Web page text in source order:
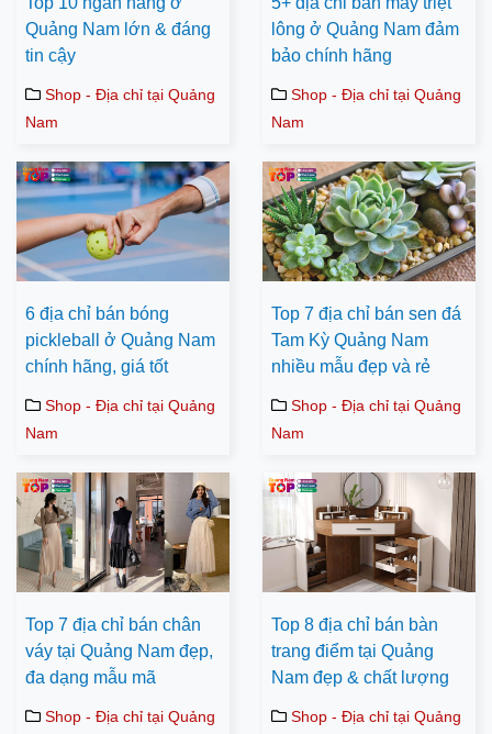
Quảng Nam lớn & đáng
tin cậy
Shop - Địa chỉ tại Quảng
Nam
lông ở Quảng Nam đảm
bảo chính hãng
Shop - Địa chỉ tại Quảng
Nam
6 địa chỉ bán bóng
pickleball ở Quảng Nam
chính hãng, giá tốt
Shop - Địa chỉ tại Quảng
Nam
Top 7 địa chỉ bán sen đá
Tam Kỳ Quảng Nam
nhiều mẫu đẹp và rẻ
Shop - Địa chỉ tại Quảng
Nam
Top 7 địa chỉ bán chân
váy tại Quảng Nam đẹp,
đa dạng mẫu mã
Shop - Địa chỉ tại Quảng
Top 8 địa chỉ bán bàn
trang điểm tại Quảng
Nam đẹp & chất lượng
Shop - Địa chỉ tại Quảng